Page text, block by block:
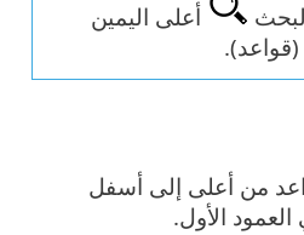
أعلى اليمين
من أعلى إلى أسفل
الأول.